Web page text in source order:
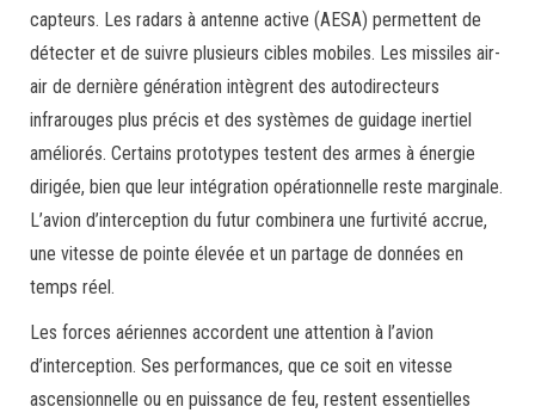
capteurs. Les radars à antenne active (AESA) permettent de
détecter et de suivre plusieurs cibles mobiles. Les missiles air-
air de dernière génération intègrent des autodirecteurs
infrarouges plus précis et des systèmes de guidage inertiel
améliorés. Certains prototypes testent des armes à énergie
dirigée, bien que leur intégration opérationnelle reste marginale.
L’avion d’interception du futur combinera une furtivité accrue,
une vitesse de pointe élevée et un partage de données en
temps réel.
Les forces aériennes accordent une attention à l’avion
d’interception. Ses performances, que ce soit en vitesse
ascensionnelle ou en puissance de feu, restent essentielles